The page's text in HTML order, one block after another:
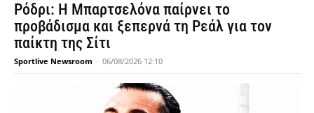
Ρόδρι: Η Μπαρτσελόνα παίρνει το
προβάδισμα και ξεπερνά τη Ρεάλ για τον
παίκτη της Σίτι
Sportlive Newsroom - 06/08/2026 12:10